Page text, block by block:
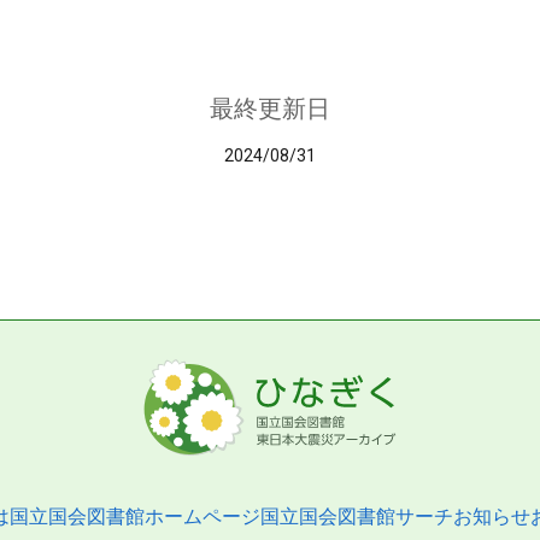
最終更新日
2024/08/31
国立国会図書館ホームページ国立国会図書館サーチお知らせ